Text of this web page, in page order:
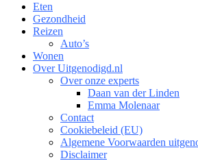
Eten
Gezondheid
Reizen
Auto’s
Wonen
Over Uitgenodigd.nl
Over onze experts
Daan van der Linden
Emma Molenaar
Contact
Cookiebeleid (EU)
Algemene Voorwaarden
Disclaimer